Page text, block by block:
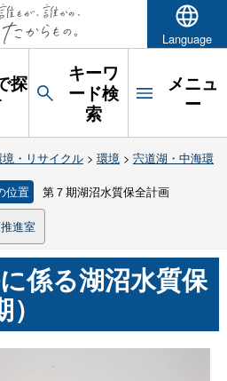
Language
探
キーワ
ード検
索
メニュ
ー
・リサイクル> 環境> 宍道湖・中海環
位置 第７期湖沼水質保全計画
進室
係る湖沼水質保